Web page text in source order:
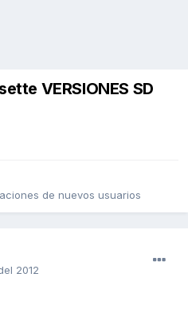
VERSIONES SD
de nuevos usuarios
2012